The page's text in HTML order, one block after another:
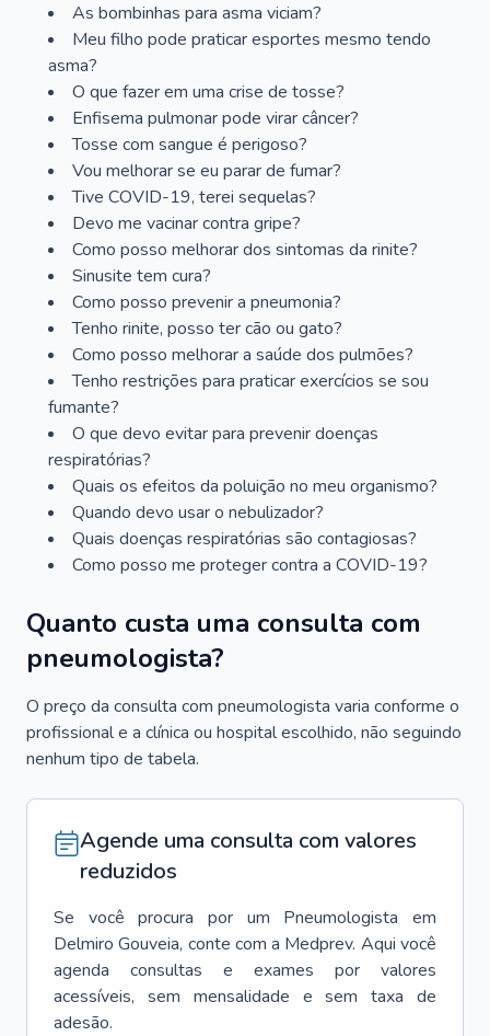
As bombinhas para asma viciam?
Meu filho pode praticar esportes mesmo tendo
asma?
O que fazer em uma crise de tosse?
Enfisema pulmonar pode virar câncer?
Tosse com sangue é perigoso?
Vou melhorar se eu parar de fumar?
Tive COVID-19, terei sequelas?
Devo me vacinar contra gripe?
Como posso melhorar dos sintomas da rinite?
Sinusite tem cura?
Como posso prevenir a pneumonia?
Tenho rinite, posso ter cão ou gato?
Como posso melhorar a saúde dos pulmões?
Tenho restrições para praticar exercícios se sou
fumante?
O que devo evitar para prevenir doenças
respiratórias?
Quais os efeitos da poluição no meu organismo?
Quando devo usar o nebulizador?
Quais doenças respiratórias são contagiosas?
Como posso me proteger contra a COVID-19?
Quanto custa uma consulta com
pneumologista?
O preço da consulta com pneumologista varia conforme o
profissional e a clínica ou hospital escolhido, não seguindo
nenhum tipo de tabela.
Agende uma consulta com valores
reduzidos
Se você procura por um Pneumologista
em
Delmiro Gouveia, conte com a Medprev. Aqui você
agenda consultas e exames por valores
acessíveis, sem mensalidade e sem taxa de
adesão.